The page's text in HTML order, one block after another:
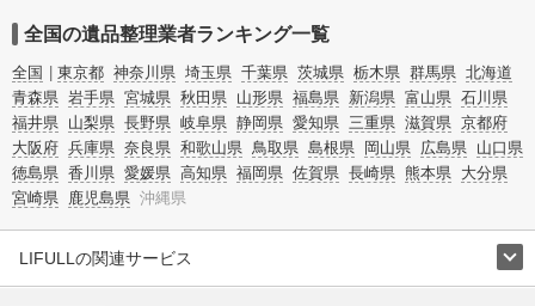
全国の遺品整理業者ランキング一覧
全国 東京都 神奈川県 埼玉県 千葉県 茨城県 栃木県 群馬県 北海道
青森県 岩手県 宮城県 秋田県 山形県 福島県 新潟県 富山県 石川県
福井県 山梨県 長野県 岐阜県 静岡県 愛知県 三重県 滋賀県 京都府
大阪府 兵庫県 奈良県 和歌山県 鳥取県 島根県 岡山県 広島県 山口県
徳島県 香川県 愛媛県 高知県 福岡県 佐賀県 長崎県 熊本県 大分県
宮崎県 鹿児島県 沖縄県
LIFULLの関連サービス